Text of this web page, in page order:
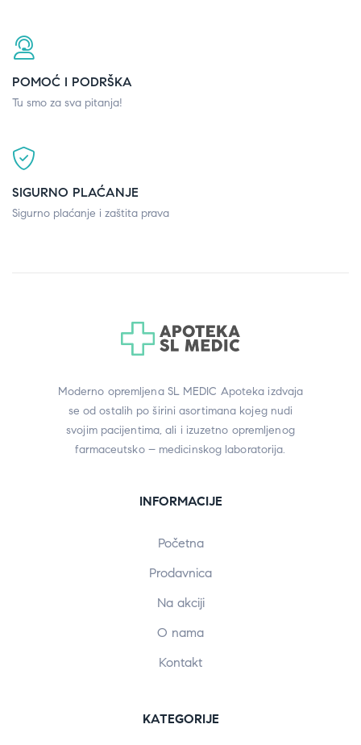
POMOĆ I PODRŠKA
Tu smo za sva pitanja!
SIGURNO PLAĆANJE
Sigurno plaćanje i zaštita prava
Moderno opremljena SL MEDIC Apoteka izdvaja
se od ostalih po širini asortimana kojeg nudi
svojim pacijentima, ali i izuzetno opremljenog
farmaceutsko – medicinskog laboratorija.
INFORMACIJE
Početna
Prodavnica
Na akciji
O nama
Kontakt
KATEGORIJE